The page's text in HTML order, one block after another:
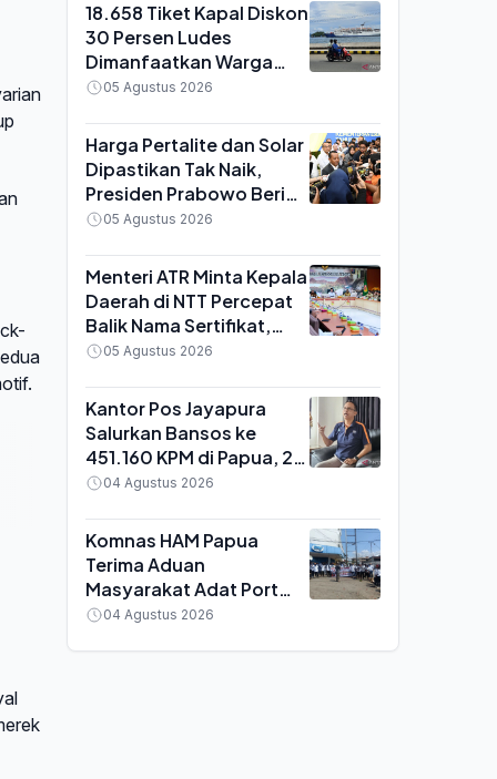
18.658 Tiket Kapal Diskon
30 Persen Ludes
Dimanfaatkan Warga
Papua, Rute Serui hingga
05 Agustus 2026
Harga Pertalite dan Solar
Dipastikan Tak Naik,
Presiden Prabowo Beri
Arahan Tegas ke Menteri
05 Agustus 2026
Menteri ATR Minta Kepala
Daerah di NTT Percepat
Balik Nama Sertifikat,
Verifikasi BPHTB Ditarget
05 Agustus 2026
Kantor Pos Jayapura
Salurkan Bansos ke
451.160 KPM di Papua, 22
Kabupaten Tuntas 100
04 Agustus 2026
Komnas HAM Papua
Terima Aduan
Masyarakat Adat Port
Numbay, Tuntut Usut
04 Agustus 2026